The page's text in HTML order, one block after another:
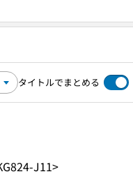
タイトルでまとめる
J11>